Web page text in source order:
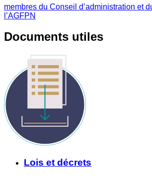
membres du Conseil d’administration et
l’AGFPN
Documents utiles
Lois et décrets